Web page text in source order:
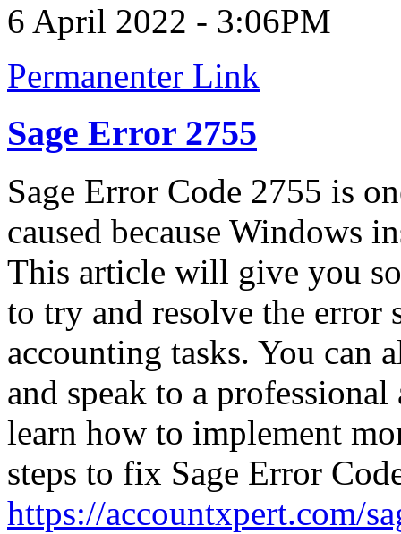
6 April 2022 - 3:06PM
Permanenter Link
Sage Error 2755
Sage Error Code 2755 is
caused because Windows
This article will give you
to try and resolve the error
accounting tasks. You can
and speak to a
learn how to implement
steps to fix Sage Error
https://accountxpert.com/